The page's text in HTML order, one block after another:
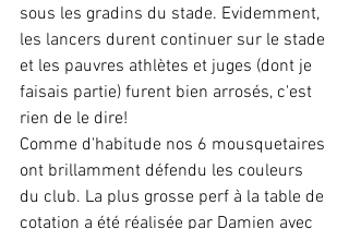
sous les gradins du stade. Evidemment,
les lancers durent continuer sur le stade
et les pauvres athlètes et juges (dont je
faisais partie) furent bien arrosés, c'est
rien de le dire!
Comme d'habitude nos 6 mousquetaires
ont brillamment défendu les couleurs
du club. La plus grosse perf à la table de
cotation a été réalisée par Damien avec